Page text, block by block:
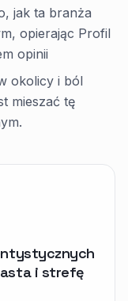
jak ta branża
opierając Profil
opinii
okolicy i ból
mieszać tę
i strefę